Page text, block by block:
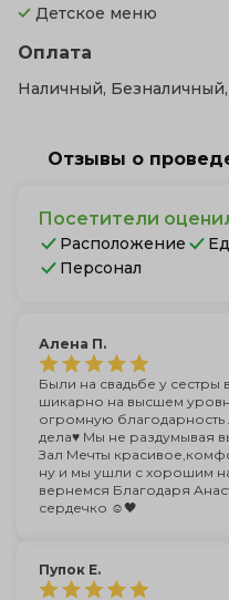
Детское меню
Оплата
Наличный, Безналичный,
Отзывы о
Посетители
Расположение
Персонал
Алена П.
Были на свадьбе у
шикарно на высшем
огромную благодарность
дела♥️ Мы не раздумывая
Зал Мечты
ну и мы ушли с хорошим
вернемся Благодаря
сердечко ☺️🖤
Пупок Е.